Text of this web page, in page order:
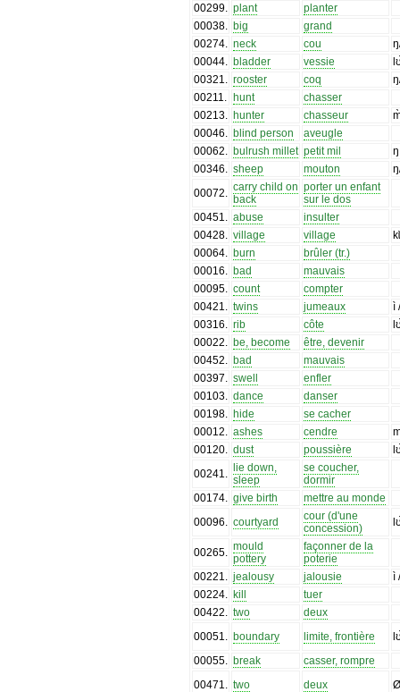
00299. plant
planter
00038. big
grand
00274. neck cou
00044. bladder vessie
00321. rooster coq
00211. hunt
chasser
00213. hunter chasseur
00046. blind person
aveugle
00062. bulrush millet petit mil
ŋ
00346. sheep mouton
00072. carry child on
back
porter un enfant
sur le dos
00451. abuse
insulter
00428. village village
00064. burn
brûler (tr.)
00016. bad
mauvais
00095. count
compter
00421. twins jumeaux
ì
00316. rib côte
00022. be, become
être, devenir
00452. bad
mauvais
00397. swell
enfler
00103. dance
danser
00198. hide
se cacher
00012. ashes cendre
00120. dust poussière
00241. lie down,
sleep
se coucher,
dormir
00174. give birth
mettre au monde
00096. courtyard
cour (d'une
concession)
00265. mould
pottery
façonner de la
poterie
00221. jealousy jalousie
ì
00224. kill
tuer
00422. two
deux
00051. boundary limite, frontière
00055. break
casser, rompre
00471. two deux